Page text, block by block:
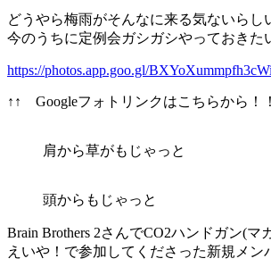
どうやら梅雨がそんなに来る気ないらし
今のうちに定例会ガシガシやっておきた
https://photos.app.goo.gl/
↑↑ Googleフォトリンクはこちらから
肩から草がもじゃっと
頭からもじゃっと
Brain Brothers 2さんでCO2ハンドガン(マ
えいや！で参加してくださった新規メン